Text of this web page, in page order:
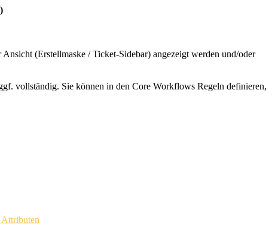
(Erstellmaske / Ticket-Sidebar) angezeigt werden und/oder
vollständig. Sie können in den Core Workflows Regeln definieren,